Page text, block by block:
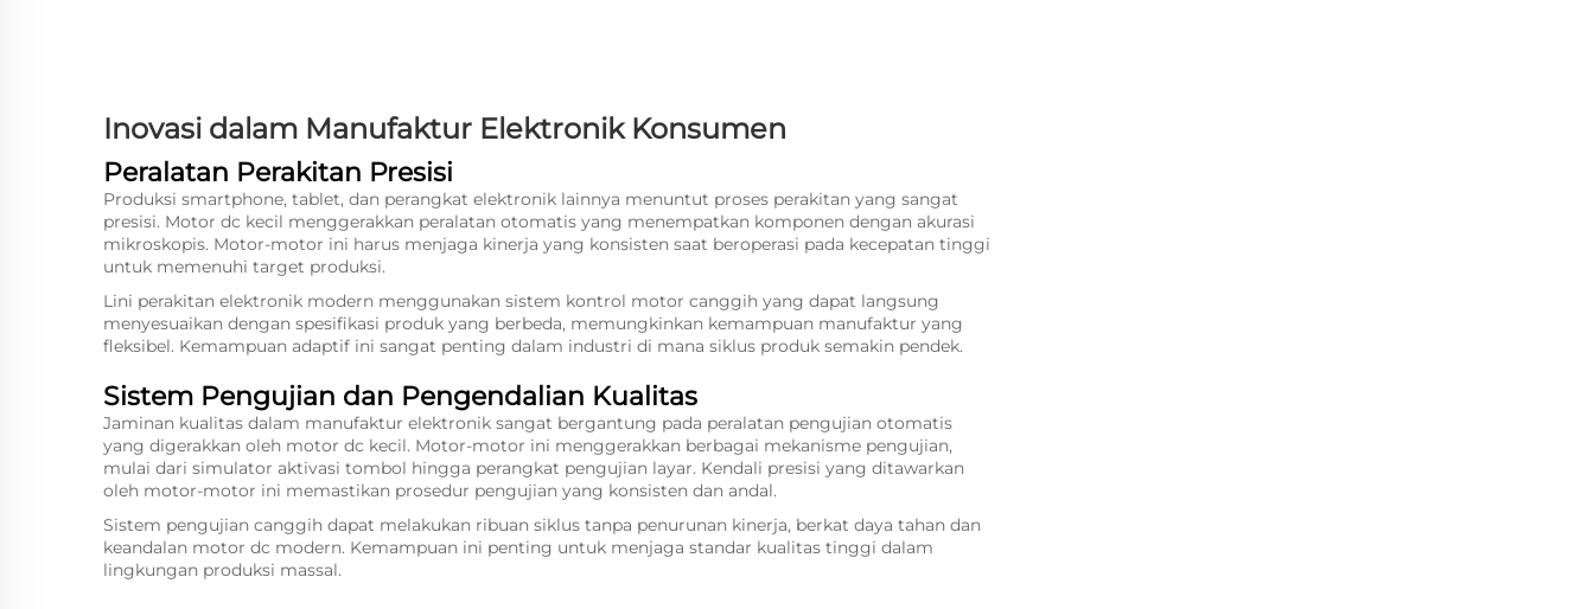
Inovasi dalam Manufaktur Elektronik Konsumen
Peralatan Perakitan Presisi
Produksi smartphone, tablet, dan perangkat elektronik lainnya menuntut proses perakitan yang sangat
presisi. Motor dc kecil menggerakkan peralatan otomatis yang menempatkan komponen dengan akurasi
mikroskopis. Motor-motor ini harus menjaga kinerja yang konsisten saat beroperasi pada kecepatan tinggi
untuk memenuhi target produksi.
Lini perakitan elektronik modern menggunakan sistem kontrol motor canggih yang dapat langsung
menyesuaikan dengan spesifikasi produk yang berbeda, memungkinkan kemampuan manufaktur yang
fleksibel. Kemampuan adaptif ini sangat penting dalam industri di mana siklus produk semakin pendek.
Sistem Pengujian dan Pengendalian Kualitas
Jaminan kualitas dalam manufaktur elektronik sangat bergantung pada peralatan pengujian otomatis
yang digerakkan oleh motor dc kecil. Motor-motor ini menggerakkan berbagai mekanisme pengujian,
mulai dari simulator aktivasi tombol hingga perangkat pengujian layar. Kendali presisi yang ditawarkan
oleh motor-motor ini memastikan prosedur pengujian yang konsisten dan andal.
Sistem pengujian canggih dapat melakukan ribuan siklus tanpa penurunan kinerja, berkat daya tahan dan
keandalan motor dc modern. Kemampuan ini penting untuk menjaga standar kualitas tinggi dalam
lingkungan produksi massal.